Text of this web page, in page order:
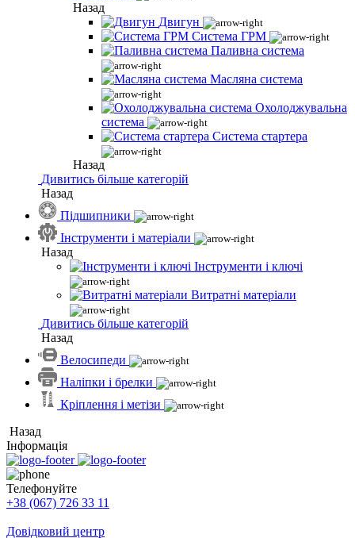
Назад
Двигун
Система ГРМ
Паливна система
Масляна система
Охолоджувальна
система
Система стартера
Назад
Дивитись більше категорій
Назад
Підшипники
Інструменти і матеріали
Назад
Інструменти і ключі
Витратні матеріали
Дивитись більше категорій
Назад
Велосипеди
Наліпки і брелки
Кріплення і метізи
Назад
Інформація
Телефонуйте
+38 (067) 726 33 11
Довідковий центр